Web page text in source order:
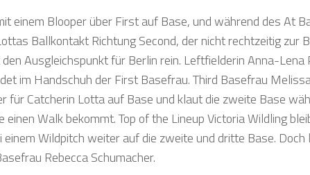
einem Blooper über First auf Base, und während des At
Ballkontakt Richtung Second, der nicht rechtzeitig zur
Ausgleichspunkt für Berlin rein. Leftfielderin Anna-
im Handschuh der First Basefrau. Third Basefrau
für Catcherin Lotta auf Base und klaut die zweite Base
einen Walk bekommt. Top of the Lineup Victoria Wildling
einem Wildpitch weiter auf die zweite und dritte Base.
Rebecca Schumacher.